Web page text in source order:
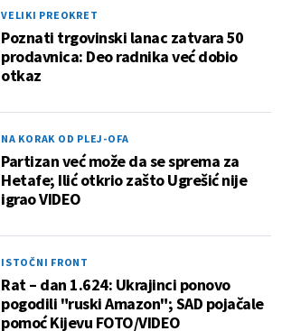
VELIKI PREOKRET
Poznati trgovinski lanac zatvara 50
prodavnica: Deo radnika već dobio
otkaz
NA KORAK OD PLEJ-OFA
Partizan već može da se sprema za
Hetafe; Ilić otkrio zašto Ugrešić nije
igrao VIDEO
ISTOČNI FRONT
Rat – dan 1.624: Ukrajinci ponovo
pogodili "ruski Amazon"; SAD pojačale
pomoć Kijevu FOTO/VIDEO